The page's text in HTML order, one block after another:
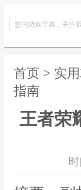
您的游戏宝典，关注我
首页 > 实
指南
王者荣